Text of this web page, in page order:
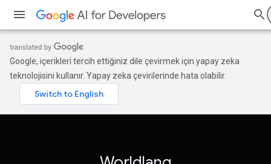
Google, içerikleri tercih ettiğiniz dile çevirmek için yapay zeka
teknolojisini kullanır. Yapay zeka çevirilerinde hata olabilir.